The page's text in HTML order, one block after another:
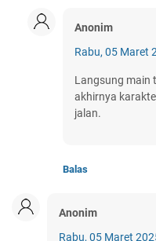
Anonim
Rabu, 05 Maret
Langsung main
akhirnya
jalan.
Balas
Anonim
Rabu, 05 Maret